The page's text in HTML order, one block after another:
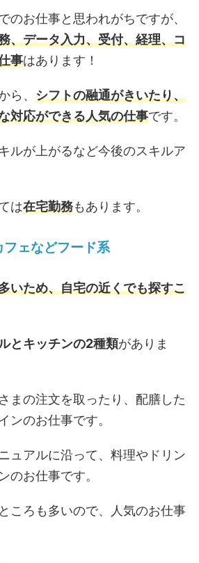
のお仕事と思われがちですが、
、データ入力、受付、経理、コ
事はあります！
ら、 シフトの融通がきいたり、
対応ができる人気の仕事です。
ルが上がるなど今後のスキルア
は在宅勤務もあります。
フェなどフード系
いため、自宅の近くでも探すこ
とキッチンの2種類がありま
まの注文を取ったり、配膳した
ンのお仕事です。
ュアルに沿って、料理やドリン
のお仕事です。
ころも多いので、人気のお仕事